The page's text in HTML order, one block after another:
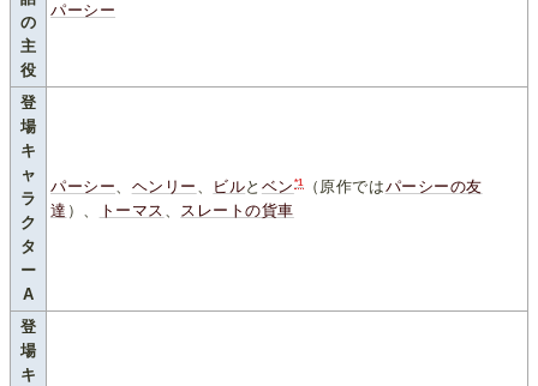
の
主
役
パーシー
登
場
キ
ャ
ラ
ク
タ
ー
A
パーシー ヘンリー ビルと ベン *1（原作ではパーシーの友
達 ）、 トーマス スレートの貨車
登
場
キ